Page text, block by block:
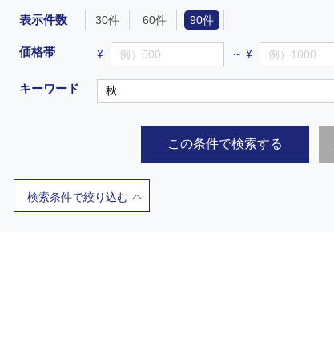
表示件数 30件 60件 90件
価格帯 ¥ ～ ¥
キーワード
この条件で検索する
検索条件で絞り込む